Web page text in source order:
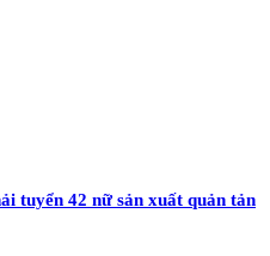
tuyển 42 nữ sản xuất quản tản